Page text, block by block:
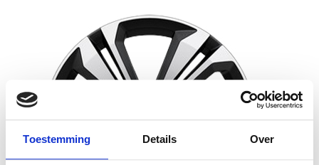
Toestemming Details Over